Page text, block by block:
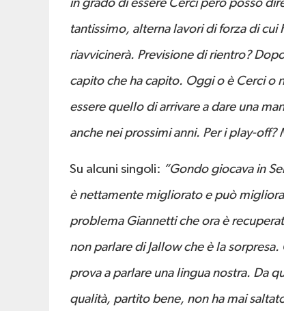
in grado di essere Cerci però posso
tantissimo, alterna lavori di forza di cui
riavvicinerà. Previsione di rientro?
capito che ha capito. Oggi o è Cerci o
essere quello di arrivare a dare una
anche nei prossimi anni. Per i play-
Su alcuni singoli: “Gondo giocava in
è nettamente migliorato e può
problema Giannetti che ora è
non parlare di Jallow che è la
prova a parlare una lingua nostra. Da
qualità, partito bene, non ha mai